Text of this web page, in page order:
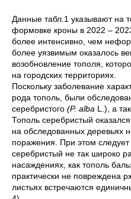
Данные табл.1 указывают на
формовке кроны в 2022 –
более интенсивно, чем
более уязвимым оказалось
возобновление тополя,
на городских территориях.
Поскольку заболевание
рода тополь, были
серебристого (Р. alba L.), а
Тополь серебристый
на обследованных деревьях
поражения. При этом следует
серебристый не так широко
насаждениях, как тополь
практически не повреждена
листьях встречаются